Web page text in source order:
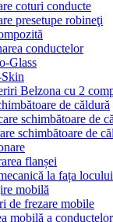
coturi conducte
presetupe robineţi
conductelor
Glass
Belzona cu 2
de căldură
schimbătoare de
schimbătoare de
flanșei
la fața locului
mobilă
de frezare mobile
mobilă a conductelor